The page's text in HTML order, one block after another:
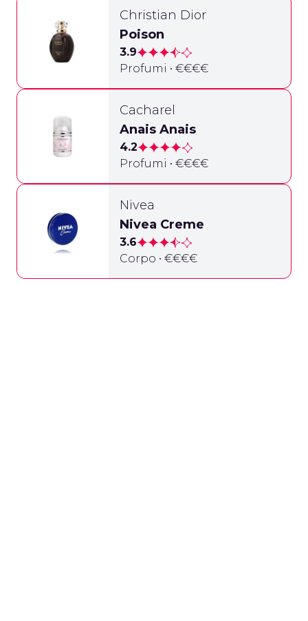
Christian Dior
Poison
3.9
Profumi • €€€€
Cacharel
Anais Anais
4.2
Profumi • €€€€
Nivea
Nivea Creme
3.6
Corpo • €€€€